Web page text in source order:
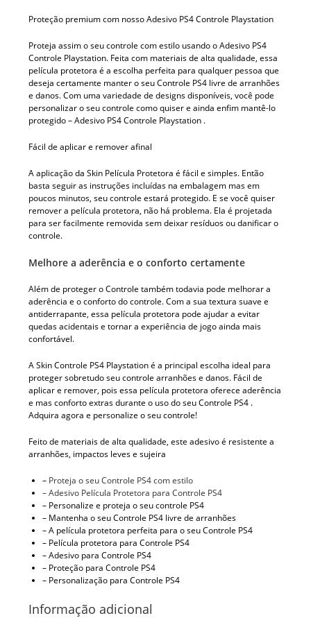
Proteção premium com nosso Adesivo PS4 Controle Playstation
Proteja assim o seu controle com estilo usando o Adesivo PS4
Controle Playstation. Feita com materiais de alta qualidade, essa
película protetora é a escolha perfeita para qualquer pessoa que
deseja certamente manter o seu Controle PS4 livre de arranhões
e danos. Com uma variedade de designs disponíveis, você pode
personalizar o seu controle como quiser e ainda enfim mantê-lo
protegido – Adesivo PS4 Controle Playstation .
Fácil de aplicar e remover afinal
A aplicação da Skin Película Protetora é fácil e simples. Então
basta seguir as instruções incluídas na embalagem mas em
poucos minutos, seu controle estará protegido. E se você quiser
remover a película protetora, não há problema. Ela é projetada
para ser facilmente removida sem deixar resíduos ou danificar o
controle.
Melhore a aderência e o conforto certamente
Além de proteger o Controle também todavia pode melhorar a
aderência e o conforto do controle. Com a sua textura suave e
antiderrapante, essa película protetora pode ajudar a evitar
quedas acidentais e tornar a experiência de jogo ainda mais
confortável.
A Skin Controle PS4 Playstation é a principal escolha ideal para
proteger sobretudo seu controle arranhões e danos. Fácil de
aplicar e remover, pois essa película protetora oferece aderência
e mas conforto extras durante o uso do seu Controle PS4 .
Adquira agora e personalize o seu controle!
Feito de materiais de alta qualidade, este adesivo é resistente a
arranhões, impactos leves e sujeira
– Proteja o seu Controle PS4 com estilo
– Adesivo Película Protetora para Controle PS4
– Personalize e proteja o seu controle PS4
– Mantenha o seu Controle PS4 livre de arranhões
– A película protetora perfeita para o seu Controle PS4
– Película protetora para Controle PS4
– Adesivo para Controle PS4
– Proteção para Controle PS4
– Personalização para Controle PS4
Informação adicional